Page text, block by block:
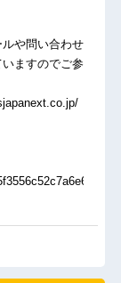
や問い合わせ
ますのでご参